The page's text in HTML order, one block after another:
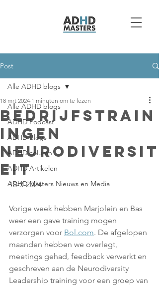
Post
Alle ADHD blogs
ADHD Podcast
ADHD Blogs
ADHD column
ADHD Artikelen
ADHD Masters Nieuws en Media
Alle ADHD blogs
Bedrijfstrain
ingen
Neurodiversit
eit
18 mrt 2024 1 minuten om te lezen
18-3-2024
Vorige week hebben Marjolein en Bas
weer een gave training mogen
verzorgen voor Bol.com. De afgelopen
maanden hebben we overlegt,
meetings gehad, feedback verwerkt en
geschreven aan de Neurodiversity
Leadership training voor een groep van